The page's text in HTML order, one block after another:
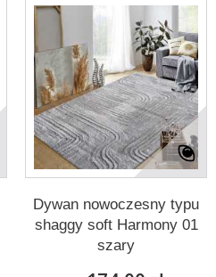
Dywan nowoczesny typu
shaggy soft Harmony 01
szary